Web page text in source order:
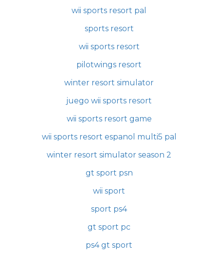
wii sports resort pal
sports resort
wii sports resort
pilotwings resort
winter resort simulator
juego wii sports resort
wii sports resort game
wii sports resort espanol multi5 pal
winter resort simulator season 2
gt sport psn
wii sport
sport ps4
gt sport pc
ps4 gt sport